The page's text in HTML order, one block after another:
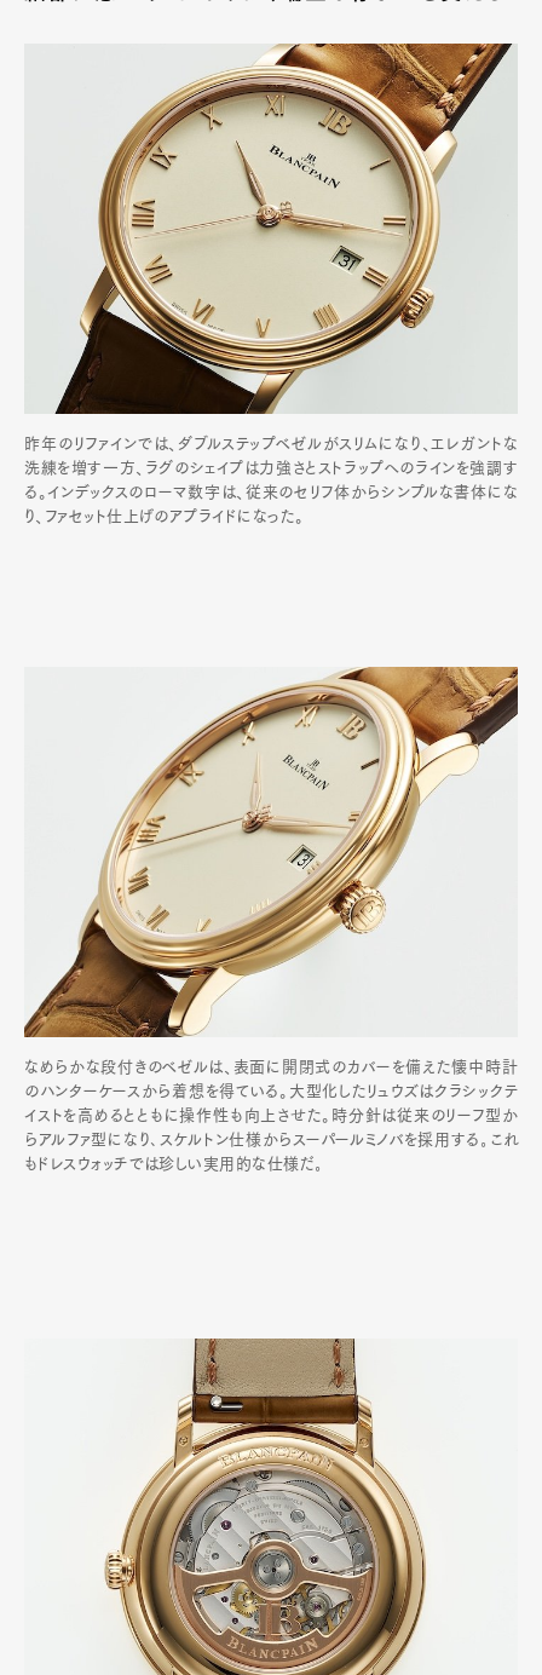
昨年のリファインでは、ダブルステップベゼルがスリムになり、エレガントな
洗練を増す一方、ラグのシェイプは力強さとストラップへのラインを強調す
る。インデックスのローマ数字は、従来のセリフ体からシンプルな書体にな
り、ファセット仕上げのアプライドになった。
なめらかな段付きのベゼルは、表面に開閉式のカバーを備えた懐中時計
のハンターケースから着想を得ている。大型化したリュウズはクラシックテ
イストを高めるとともに操作性も向上させた。時分針は従来のリーフ型か
らアルファ型になり､スケルトン仕様からスーパールミノバを採用する｡これ
もドレスウォッチでは珍しい実用的な仕様だ｡